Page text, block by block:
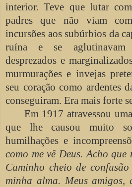
interior. Teve que lutar
padres que não viam
incursões aos subúrbios da
ruína e se aglutinavam
desprezados e
murmurações e invejas
seu coração como ardentes
conseguiram. Era mais forte
Em 1917 atravessou
que lhe causou muito
humilhações e
como me vê Deus. Acho
Caminho cheio de
minha alma. Meus amigos,